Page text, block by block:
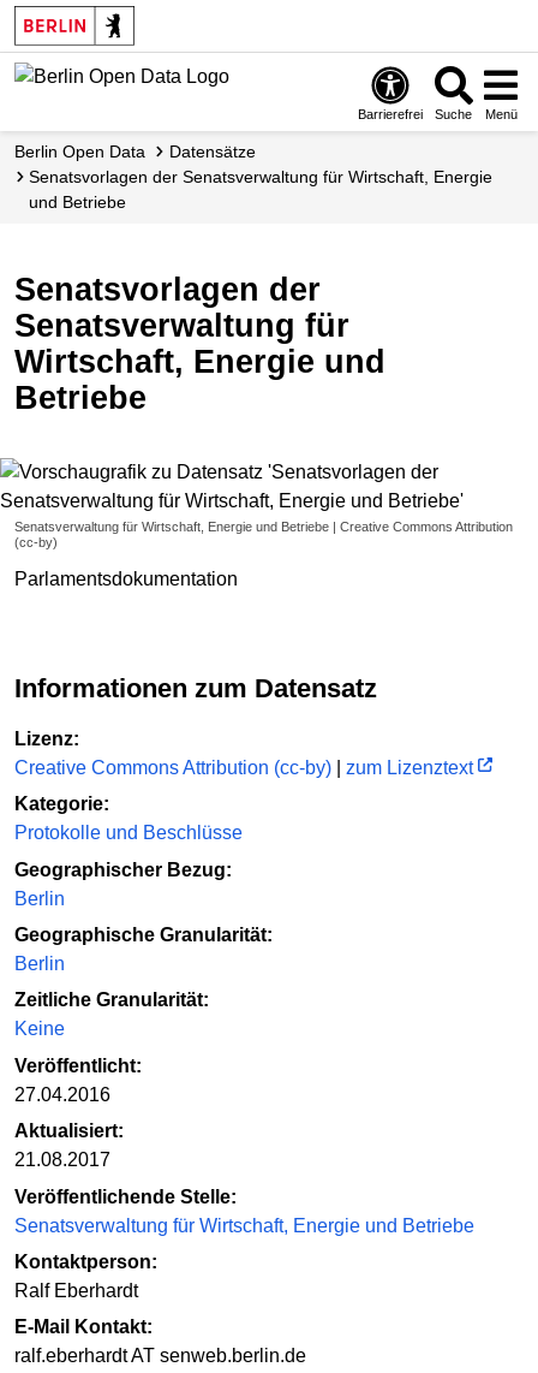
Skip
to
main
Barrierefrei Suche Menü
Berlin Open Data
Datensätze
Senatsvorlagen der Senatsverwaltung für Wirtschaft, Energie
und Betriebe
Senatsvorlagen der
Senatsverwaltung für
Wirtschaft, Energie und
Betriebe
Senatsverwaltung für Wirtschaft, Energie und Betriebe | Creative Commons Attribution
(cc-by)
Parlamentsdokumentation
Informationen zum Datensatz
Lizenz:
Creative Commons Attribution (cc-by)
zum Lizenztext
Kategorie:
Protokolle und Beschlüsse
Geographischer Bezug:
Berlin
Geographische Granularität:
Berlin
Zeitliche Granularität:
Keine
Veröffentlicht:
27.04.2016
Aktualisiert:
21.08.2017
Veröffentlichende Stelle:
Senatsverwaltung für Wirtschaft, Energie und Betriebe
Kontaktperson:
Ralf Eberhardt
E-Mail Kontakt:
ralf.eberhardt AT senweb.berlin.de